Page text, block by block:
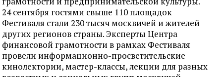
24 сентября гостями свыше 110 площадок
Фестиваля стали 230 тысяч москвичей и жителей
других регионов страны. Эксперты Центра
финансовой грамотности в рамках Фестиваля
провели информационно-просветительские
кинолектории, мастер-классы, лекции для разных